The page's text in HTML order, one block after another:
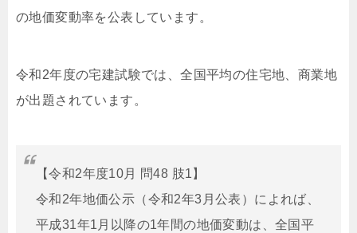
の地価変動率を公表しています。
令和2年度の宅建試験では、全国平均の住宅地、商業地
が出題されています。
【令和2年度10月 問48 肢1】
令和2年地価公示（令和2年3月公表）によれば、
平成31年1月以降の1年間の地価変動は、全国平